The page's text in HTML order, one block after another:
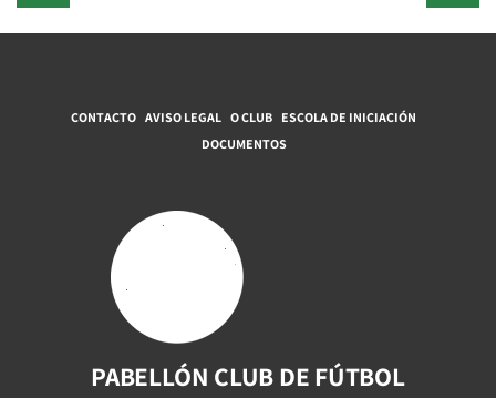
CONTACTO AVISO LEGAL O CLUB ESCOLA DE INICIACIÓN
DOCUMENTOS
PABELLÓN CLUB DE FÚTBOL